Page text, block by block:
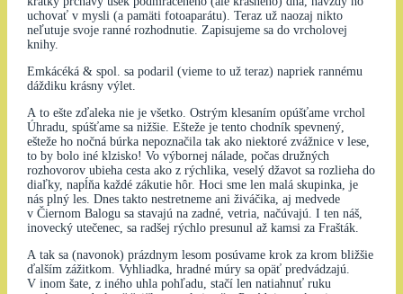
uchovať v mysli (a pamäti fotoaparátu). Teraz už naozaj nikto
neľutuje svoje ranné rozhodnutie. Zapisujeme sa do vrcholovej
knihy.
Emkácéká & spol. sa podaril (vieme to už teraz) napriek rannému
dáždiku krásny výlet.
A to ešte zďaleka nie je všetko. Ostrým klesaním opúšťame vrchol
Úhradu, spúšťame sa nižšie. Ešteže je tento chodník spevnený,
ešteže ho nočná búrka nepoznačila tak ako niektoré zvážnice v lese,
to by bolo iné klzisko! Vo výbornej nálade, počas družných
rozhovorov ubieha cesta ako z rýchlika, veselý džavot sa rozlieha do
diaľky, napĺňa každé zákutie hôr. Hoci sme len malá skupinka, je
nás plný les. Dnes takto nestretneme ani živáčika, aj medvede
v Čiernom Balogu sa stavajú na zadné, vetria, načúvajú. I ten náš,
inovecký utečenec, sa radšej rýchlo presunul až kamsi za Frašták.
A tak sa (navonok) prázdnym lesom posúvame krok za krom bližšie
ďalším zážitkom. Vyhliadka, hradné múry sa opäť predvádzajú.
V inom šate, z iného uhla pohľadu, stačí len natiahnuť ruku